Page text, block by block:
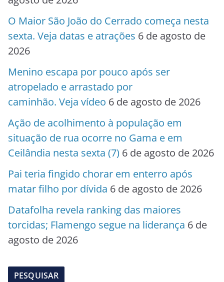
O Maior São João do Cerrado começa nesta
sexta. Veja datas e atrações 6 de agosto de
2026
Menino escapa por pouco após ser
atropelado e arrastado por
caminhão. Veja vídeo 6 de agosto de 2026
Ação de acolhimento à população em
situação de rua ocorre no Gama e em
Ceilândia nesta sexta (7) 6 de agosto de 2026
Pai teria fingido chorar em enterro após
matar filho por dívida 6 de agosto de 2026
Datafolha revela ranking das maiores
torcidas; Flamengo segue na liderança 6 de
agosto de 2026
PESQUISAR